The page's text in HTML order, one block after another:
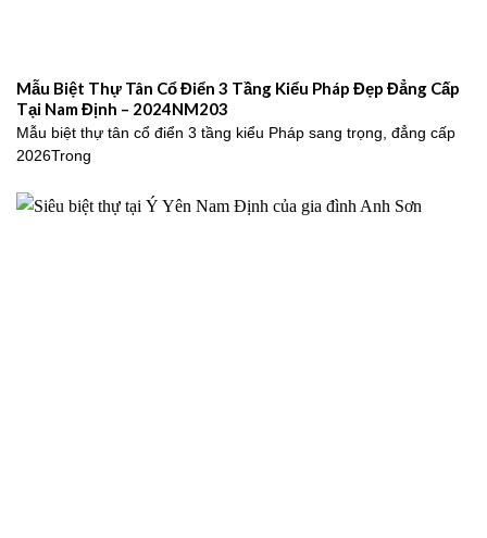
Mẫu Biệt Thự Tân Cổ Điển 3 Tầng Kiểu Pháp Đẹp Đẳng Cấp
Tại Nam Định – 2024NM203
Mẫu biệt thự tân cổ điển 3 tầng kiểu Pháp sang trọng, đẳng cấp
2026Trong